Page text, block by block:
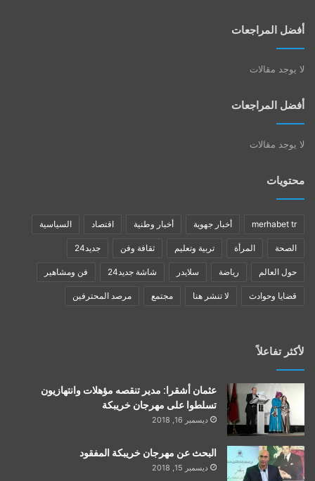
أفضل المراجعات
لا يوجد مقالات
أفضل المراجعات
لا يوجد مقالات
محتويات
merhabet tr أخبار جهوية أخبار وطنية اقتصاد السياسية
الصحة المرأة تربية وتعليم ثقافة وفن جديد24
حول العالم رياضة سلايدر شاشة جديد24 فن ومشاهير
قضايا وحوادث لا تنشر هنا مجتمع مرصد المحترفين
لأكثر تفاعلاً
عثمان أشقرا: مدير تنقصه مؤهلات وانتهازيون
تسلطوا على مهرجان خريبكة
ديسمبر 16, 2018
البحث عن مهرجان خريبكة المفقود
ديسمبر 15, 2018